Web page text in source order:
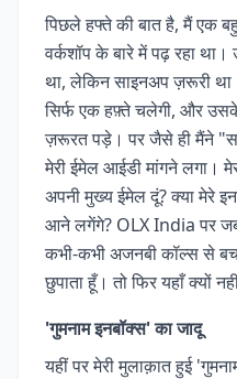
पिछले हफ्ते की बात है, मैं एक
वर्कशॉप के बारे में पढ़ रहा
था, लेकिन साइनअप ज़रूरी
सिर्फ एक हफ़्ते चलेगी, और उसके
ज़रूरत पड़े। पर जैसे ही मैंने
मेरी ईमेल आईडी मांगने लगा।
अपनी मुख्य ईमेल दूं? क्या मेरे
आने लगेंगे? OLX India पर
कभी-कभी अजनबी कॉल्स से
छुपाता हूँ। तो फिर यहाँ क्यों
'गुमनाम इनबॉक्स' का जादू
यहीं पर मेरी मुलाक़ात हुई